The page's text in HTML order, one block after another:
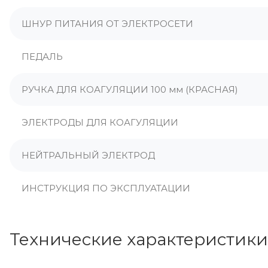
ШНУР ПИТАНИЯ ОТ ЭЛЕКТРОСЕТИ
ПЕДАЛЬ
РУЧКА ДЛЯ КОАГУЛЯЦИИ 100 мм (КРАСНАЯ)
ЭЛЕКТРОДЫ ДЛЯ КОАГУЛЯЦИИ
НЕЙТРАЛЬНЫЙ ЭЛЕКТРОД
ИНСТРУКЦИЯ ПО ЭКСПЛУАТАЦИИ
Технические